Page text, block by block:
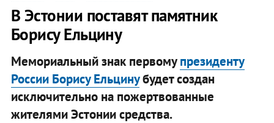
В Эстонии поставят памятник
Борису Ельцину
Мемориальный знак первомупрезиденту
России Борису Ельцинубудет создан
исключительно на пожертвованные
жителями Эстонии средства.